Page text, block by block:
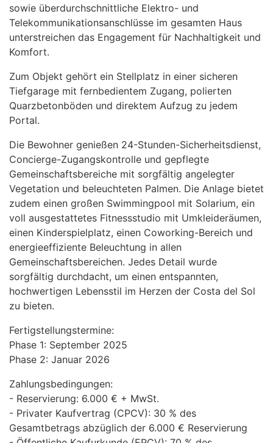
sowie überdurchschnittliche Elektro- und
Telekommunikationsanschlüsse im gesamten Haus
unterstreichen das Engagement für Nachhaltigkeit und
Komfort.
Zum Objekt gehört ein Stellplatz in einer sicheren
Tiefgarage mit fernbedientem Zugang, polierten
Quarzbetonböden und direktem Aufzug zu jedem
Portal.
Die Bewohner genießen 24-Stunden-Sicherheitsdienst,
Concierge-Zugangskontrolle und gepflegte
Gemeinschaftsbereiche mit sorgfältig angelegter
Vegetation und beleuchteten Palmen. Die Anlage bietet
zudem einen großen Swimmingpool mit Solarium, ein
voll ausgestattetes Fitnessstudio mit Umkleideräumen,
einen Kinderspielplatz, einen Coworking-Bereich und
energieeffiziente Beleuchtung in allen
Gemeinschaftsbereichen. Jedes Detail wurde
sorgfältig durchdacht, um einen entspannten,
hochwertigen Lebensstil im Herzen der Costa del Sol
zu bieten.
Fertigstellungstermine:
Phase 1: September 2025
Phase 2: Januar 2026
Zahlungsbedingungen:
- Reservierung: 6.000 € + MwSt.
- Privater Kaufvertrag (CPCV): 30 % des
Gesamtbetrags abzüglich der 6.000 € Reservierung